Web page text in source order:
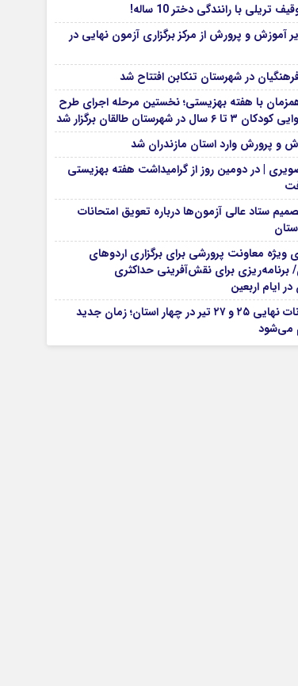
تریلی با رانندگی دختر 10 ساله!
آموزش و پرورش از مرکز برگزاری آزمون نهایی در
در شهرستان تنکابن افتتاح شد
با هفته بهزیستی؛ نخستین مرحله اجرای طرح
در شهرستان طالقان برگزار شد
و پرورش وارد استان مازندران شد
| در دومین روز از گرامیداشت هفته بهزیستی
ستاد عالی آزمون‌ها درباره تعویق امتحانات
ویژه معاونت پرورشی برای برگزاری اردوهای
برای نقش‌آفرینی حداکثری
ایام اربعین
لغو امتحانات نهایی ۲۵ و ۲۷ تیر در چهار استان؛ زمان جدید
می‌شود